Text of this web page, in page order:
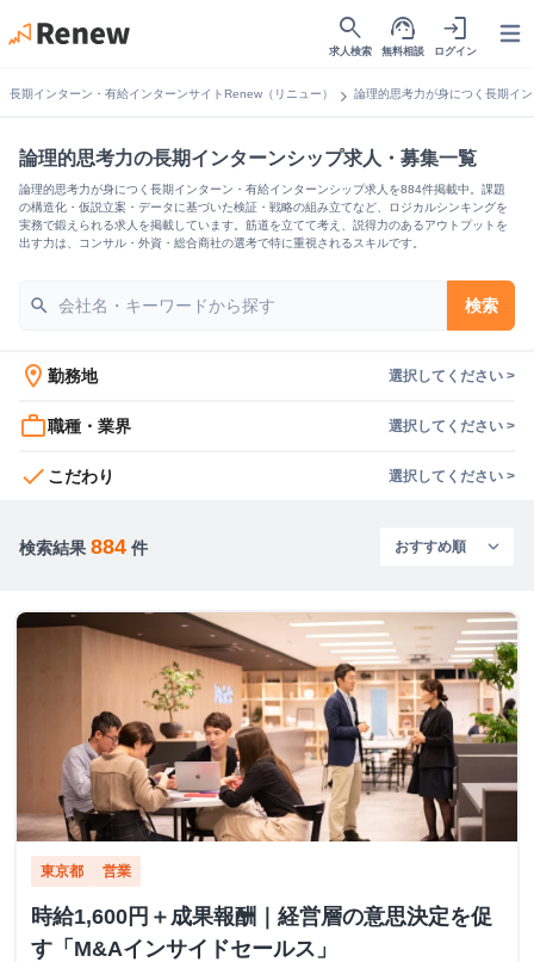
search
求人検索
support_agent
無料相談
login
ログイン
長期インターン・有給インターンサイトRenew（リニュー） chevron_right 論理的思考力が身につく長期イ
論理的思考力の長期インターンシップ求人・募集一覧
論理的思考力が身につく長期インターン・有給インターンシップ求人を884件掲載中。課題
の構造化・仮説立案・データに基づいた検証・戦略の組み立てなど、ロジカルシンキングを
実務で鍛えられる求人を掲載しています。筋道を立てて考え、説得力のあるアウトプットを
出す力は、コンサル・外資・総合商社の選考で特に重視されるスキルです。
search 検索
location_on 勤務地 選択してください >
work_outline職種・業界 選択してください >
check こだわり 選択してください >
検索結果 884 件
東京都 営業
時給1,600円＋成果報酬｜経営層の意思決定を促
す「M&Aインサイドセールス」